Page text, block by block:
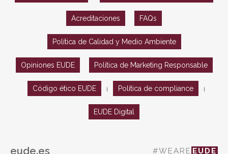
Acreditaciones FAQs
Política de Calidad y Medio Ambiente
Opiniones EUDE Política de Marketing Responsable
Código ético EUDE Política de compliance
EUDE Digital
eude.es #WEARE EUDE